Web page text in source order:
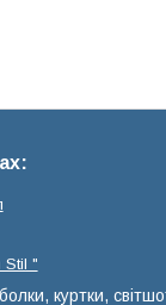
Stil "
куртки,